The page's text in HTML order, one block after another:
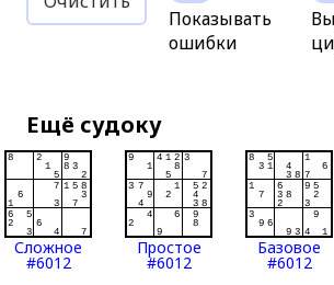
Показывать
ошибки
Ещё судоку
Сложное
#6012
Простое
#6012
Базовое
#6012